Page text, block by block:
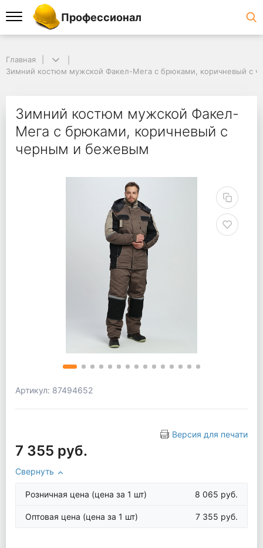
Профессионал
Главная
Зимний костюм мужской Факел-Мега с брюками, коричневый с
Зимний костюм мужской Факел-
Мега с брюками, коричневый с
черным и бежевым
Артикул: 87494652
Версия для печати
7 355 руб.
Свернуть
Розничная цена (цена за 1 шт) 8 065 руб.
Оптовая цена (цена за 1 шт) 7 355 руб.